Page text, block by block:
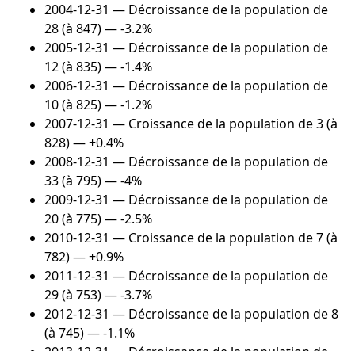
2004-12-31 — Décroissance de la population de
28 (à 847) — -3.2%
2005-12-31 — Décroissance de la population de
12 (à 835) — -1.4%
2006-12-31 — Décroissance de la population de
10 (à 825) — -1.2%
2007-12-31 — Croissance de la population de 3 (à
828) — +0.4%
2008-12-31 — Décroissance de la population de
33 (à 795) — -4%
2009-12-31 — Décroissance de la population de
20 (à 775) — -2.5%
2010-12-31 — Croissance de la population de 7 (à
782) — +0.9%
2011-12-31 — Décroissance de la population de
29 (à 753) — -3.7%
2012-12-31 — Décroissance de la population de 8
(à 745) — -1.1%